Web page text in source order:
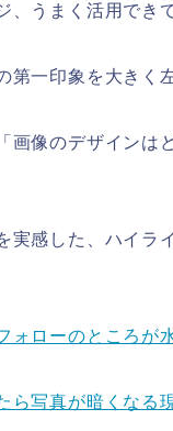
、うまく活用でき
一印象を大きく
画像のデザインは
実感した、ハイラ
ォローのところが
ら写真が暗くなる